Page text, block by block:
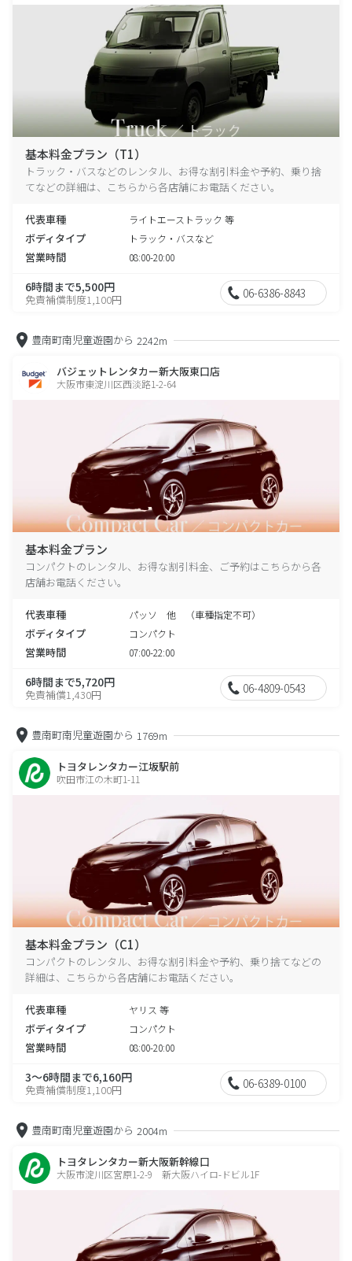
基本料金プラン（T1）
トラック・バスなどのレンタル、お得な割引料金や予約、乗り捨
てなどの詳細は、こちらから各店舗にお電話ください。
代表車種 ライトエーストラック 等
ボディタイプ トラック・バスなど
営業時間 08:00-20:00
6時間まで5,500円
免責補償制度1,100円 06-6386-8843
豊南町南児童遊園から 2242m
バジェットレンタカー新大阪東口店
大阪市東淀川区西淡路1-2-64
基本料金プラン
コンパクトのレンタル、お得な割引料金、ご予約はこちらから各
店舗お電話ください。
代表車種 パッソ 他 （車種指定不可）
ボディタイプ コンパクト
営業時間 07:00-22:00
6時間まで5,720円
免責補償1,430円 06-4809-0543
豊南町南児童遊園から 1769m
トヨタレンタカー江坂駅前
吹田市江の木町1-11
基本料金プラン（C1）
コンパクトのレンタル、お得な割引料金や予約、乗り捨てなどの
詳細は、こちらから各店舗にお電話ください。
代表車種 ヤリス 等
ボディタイプ コンパクト
営業時間 08:00-20:00
3～6時間まで6,160円
免責補償制度1,100円 06-6389-0100
豊南町南児童遊園から 2004m
トヨタレンタカー新大阪新幹線口
大阪市淀川区宮原1-2-9 新大阪ハイロ-ドビル1F